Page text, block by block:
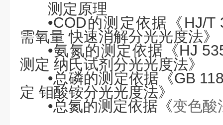
测定原理
•COD的测定依据《HJ/
需氧量 快速消解分光光度法》
•氨氮的测定依据《HJ
测定 纳氏试剂分光光度法》
•总磷的测定依据《GB
定 钼酸铵分光光度法》
•总氮的测定依据《变色酸